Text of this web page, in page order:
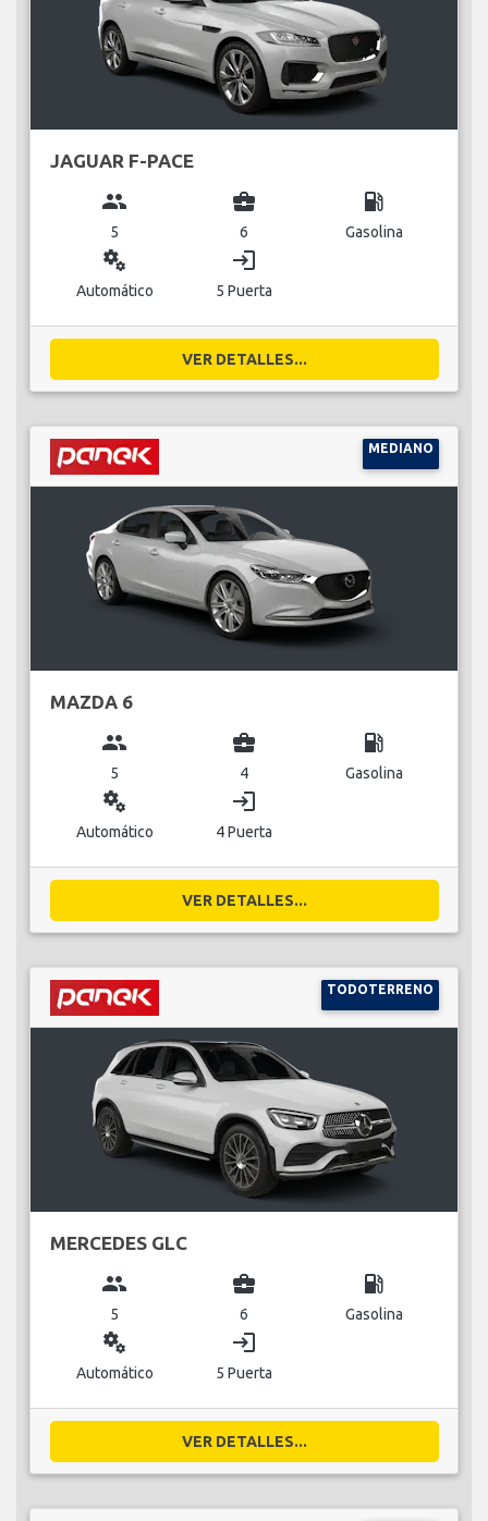
JAGUAR F-PACE
group
5
business_center
6
local_gas_station
Gasolina
miscellaneous_services
Automático
login
5 Puerta
VER DETALLES...
MEDIANO
MAZDA 6
group
5
business_center
4
local_gas_station
Gasolina
miscellaneous_services
Automático
login
4 Puerta
VER DETALLES...
TODOTERRENO
MERCEDES GLC
group
5
business_center
6
local_gas_station
Gasolina
miscellaneous_services
Automático
login
5 Puerta
VER DETALLES...